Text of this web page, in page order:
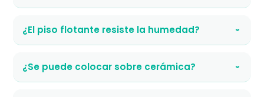
¿El piso flotante resiste la humedad? ›
¿Se puede colocar sobre cerámica? ›